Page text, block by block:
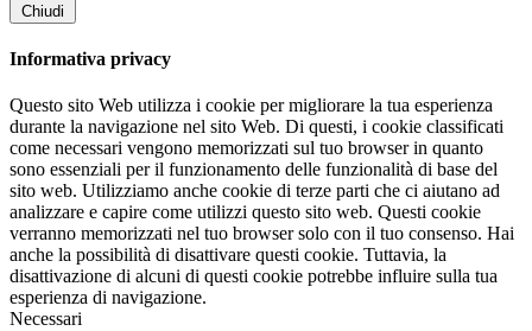
Chiudi
Informativa privacy
Questo sito Web utilizza i cookie per migliorare la tua esperienza
durante la navigazione nel sito Web. Di questi, i cookie classificati
come necessari vengono memorizzati sul tuo browser in quanto
sono essenziali per il funzionamento delle funzionalità di base del
sito web. Utilizziamo anche cookie di terze parti che ci aiutano ad
analizzare e capire come utilizzi questo sito web. Questi cookie
verranno memorizzati nel tuo browser solo con il tuo consenso. Hai
anche la possibilità di disattivare questi cookie. Tuttavia, la
disattivazione di alcuni di questi cookie potrebbe influire sulla tua
esperienza di navigazione.
Necessari